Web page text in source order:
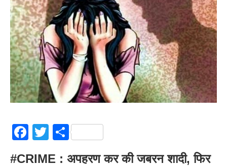
Facebook
Twitter
Share
#CRIME : अपहरण कर की जबरन शादी, फिर